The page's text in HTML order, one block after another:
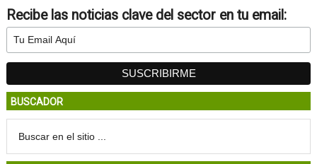
Recibe las noticias clave del sector en tu email:
BUSCADOR